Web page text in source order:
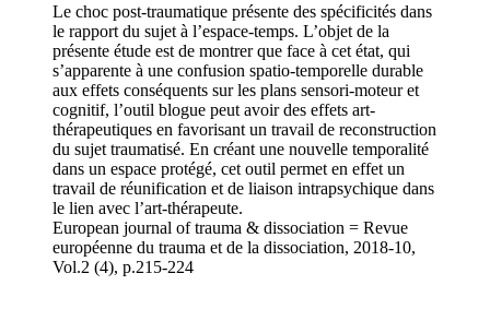
Le choc post-traumatique présente des spécificités dans
le rapport du sujet à l’espace-temps. L’objet de la
présente étude est de montrer que face à cet état, qui
s’apparente à une confusion spatio-temporelle durable
aux effets conséquents sur les plans sensori-moteur et
cognitif, l’outil blogue peut avoir des effets art-
thérapeutiques en favorisant un travail de reconstruction
du sujet traumatisé. En créant une nouvelle temporalité
dans un espace protégé, cet outil permet en effet un
travail de réunification et de liaison intrapsychique dans
le lien avec l’art-thérapeute.
European journal of trauma & dissociation = Revue
européenne du trauma et de la dissociation, 2018-10,
Vol.2 (4), p.215-224